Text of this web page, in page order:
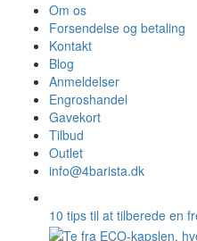
Om os
Forsendelse og betaling
Kontakt
Blog
Anmeldelser
Engroshandel
Gavekort
Tilbud
Outlet
info@4barista.dk